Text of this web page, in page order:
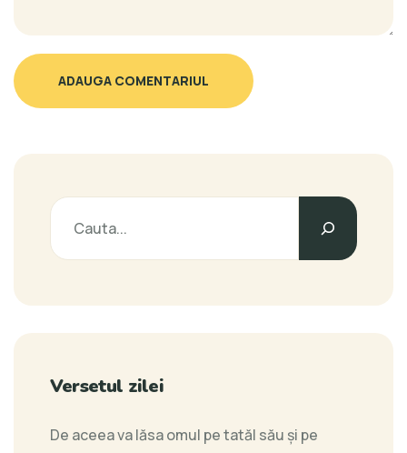
ADAUGA COMENTARIUL
Versetul zilei
De aceea va lăsa omul pe tatăl său şi pe